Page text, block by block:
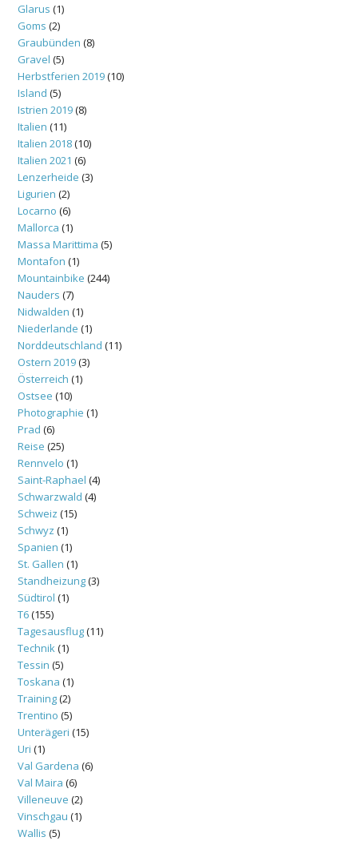
Glarus (1)
Goms (2)
Graubünden (8)
Gravel (5)
Herbstferien 2019(10)
Island (5)
Istrien 2019(8)
Italien (11)
Italien 2018(10)
Italien 2021 (6)
Lenzerheide (3)
Ligurien (2)
Locarno (6)
Mallorca (1)
Massa Marittima (5)
Montafon (1)
Mountainbike (244)
Nauders (7)
Nidwalden (1)
Niederlande (1)
Norddeutschland (11)
Ostern 2019(3)
Österreich (1)
Ostsee (10)
Photographie (1)
Prad (6)
Reise (25)
Rennvelo (1)
Saint-Raphael (4)
Schwarzwald (4)
Schweiz (15)
Schwyz (1)
Spanien (1)
St. Gallen (1)
Standheizung(3)
Südtirol (1)
T6(155)
Tagesausflug(11)
Technik (1)
Tessin (5)
Toskana (1)
Training(2)
Trentino (5)
Unterägeri (15)
Uri (1)
Val Gardena (6)
Val Maira (6)
Villeneuve (2)
Vinschgau (1)
Wallis (5)